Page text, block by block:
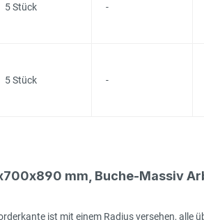
5 Stück -
5 Stück -
mm, Buche-Massiv
ist mit einem Radius versehen,